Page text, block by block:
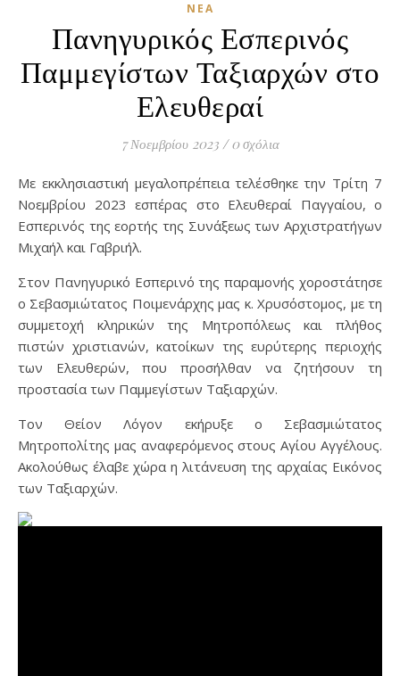
ΝΈΑ
Πανηγυρικός Εσπερινός
Παμμεγίστων Ταξιαρχών στο
Ελευθεραί
7 Νοεμβρίου 2023 / 0 σχόλια
Με εκκλησιαστική μεγαλοπρέπεια τελέσθηκε την Τρίτη 7
Νοεμβρίου 2023 εσπέρας στο Ελευθεραί Παγγαίου, ο
Εσπερινός της εορτής της Συνάξεως των Αρχιστρατήγων
Μιχαήλ και Γαβριήλ.
Στον Πανηγυρικό Εσπερινό της παραμονής χοροστάτησε
ο Σεβασμιώτατος Ποιμενάρχης μας κ. Χρυσόστομος, με τη
συμμετοχή κληρικών της Μητροπόλεως και πλήθος
πιστών χριστιανών, κατοίκων της ευρύτερης περιοχής
των Ελευθερών, που προσήλθαν να ζητήσουν τη
προστασία των Παμμεγίστων Ταξιαρχών.
Τον Θείον Λόγον εκήρυξε ο Σεβασμιώτατος
Μητροπολίτης μας αναφερόμενος στους Αγίου Αγγέλους.
Ακολούθως έλαβε χώρα η λιτάνευση της αρχαίας Εικόνος
των Ταξιαρχών.